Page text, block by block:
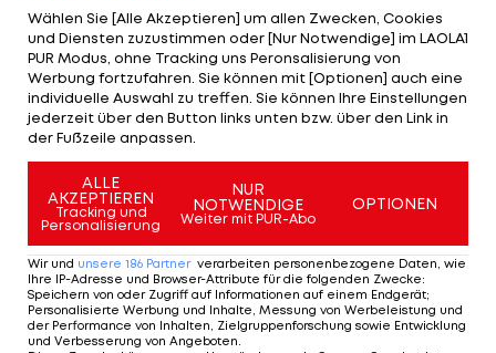
Vorsprung auf Rickie Fowler (USA/-10) in den
Schlusstag. McIlroy glänzt mit Runden von 66, 66
und 68 Schlägen (zwei Eagle auf den 3
Schlussbahnen) und hält bei 14 unter Par. Hinter
Fowler teilen sich Sergio Garcia (ESP) und Dustin
Johnson (USA) den 3. Rang (-9).
Mehr zum Thema
Wählen Sie [Alle Akzeptieren] um allen Zwecken, Cookies
und Diensten zuzustimmen oder [Nur Notwendige] im LAOLA1
PUR Modus, ohne Tracking uns Peronsalisierung von
Werbung fortzufahren. Sie können mit [Optionen] auch eine
individuelle Auswahl zu treffen. Sie können Ihre Einstellungen
jederzeit über den Button links unten bzw. über den Link in
der Fußzeile anpassen.
ALLE
AKZEPTIEREN
Tracking und
Personalisierung
NUR
NOTWENDIGE
Weiter mit PUR-Abo
OPTIONEN
Wir und unsere 186 Partner verarbeiten personenbezogene Daten, wie
Ihre IP-Adresse und Browser-Attribute für die folgenden Zwecke:
Speichern von oder Zugriff auf Informationen auf einem Endgerät;
Personalisierte Werbung und Inhalte, Messung von Werbeleistung und
der Performance von Inhalten, Zielgruppenforschung sowie Entwicklung
und Verbesserung von Angeboten.